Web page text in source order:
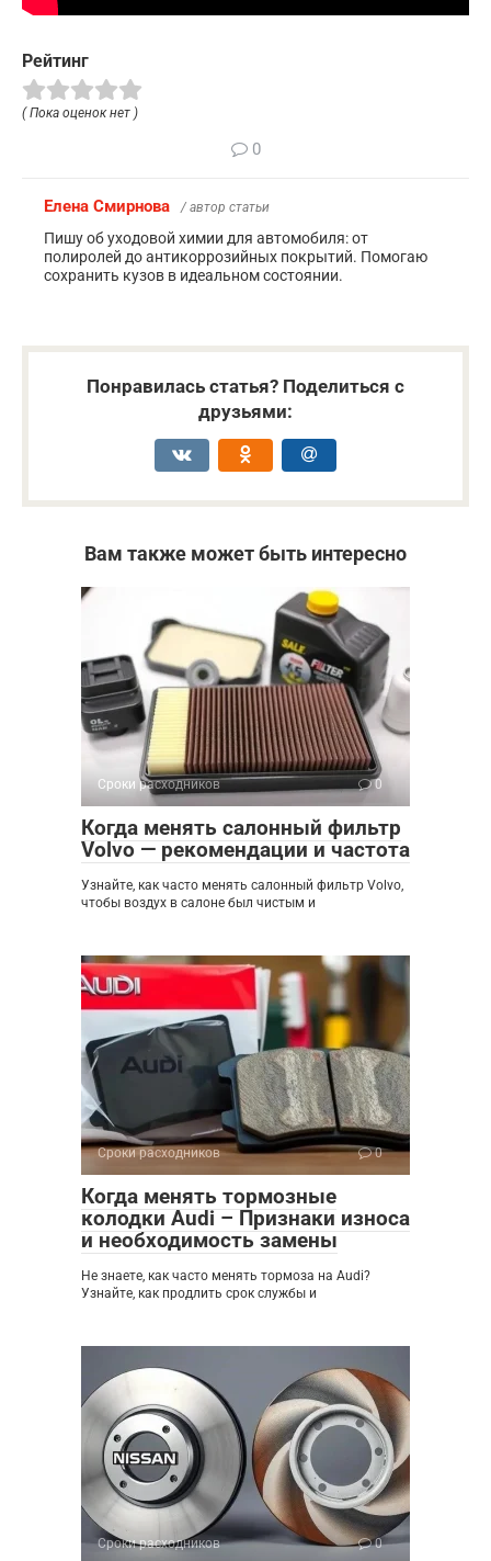
Рейтинг
( Пока оценок нет )
0
Елена Смирнова / автор статьи
Пишу об уходовой химии для автомобиля: от
полиролей до антикоррозийных покрытий. Помогаю
сохранить кузов в идеальном состоянии.
Понравилась статья? Поделиться с
друзьями:
Вам также может быть интересно
Сроки расходников 0
Когда менять салонный фильтр
Volvo — рекомендации и частота
Узнайте, как часто менять салонный фильтр Volvo,
чтобы воздух в салоне был чистым и
Сроки расходников 0
Когда менять тормозные
колодки Audi – Признаки износа
и необходимость замены
Не знаете, как часто менять тормоза на Audi?
Узнайте, как продлить срок службы и
Сроки расходников 0